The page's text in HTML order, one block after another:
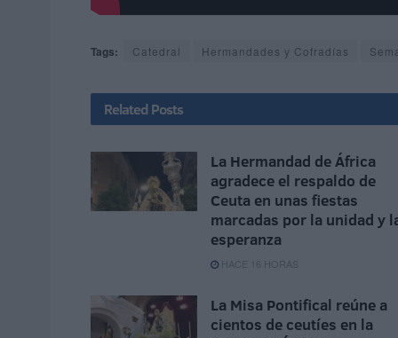
Tags: Catedral Hermandades y Cofradías
Related Posts
La Hermandad de África
agradece el respaldo de
Ceuta en unas fiestas
marcadas por la unidad y
esperanza
HACE 16 HORAS
La Misa Pontifical reúne a
cientos de ceutíes en la